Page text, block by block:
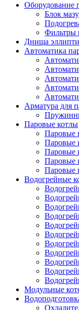
Оборудование
Блок
Фильтры
Днища
Автоматика
Арматура для
Паровые котлы
Паровые
Паровые
Паровые
Паровые
Паровые
Водогрейные
Модульные